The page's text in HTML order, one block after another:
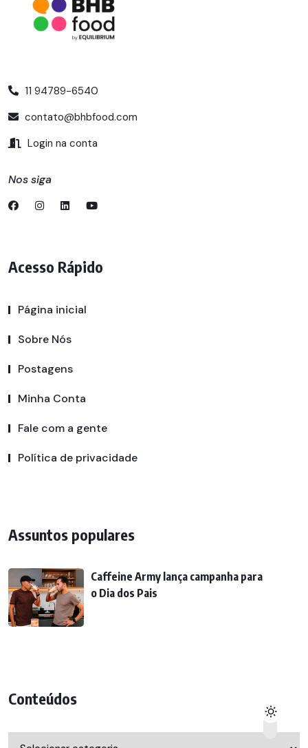
11 94789-6540
contato@bhbfood.com
Login na conta
Nos siga
Acesso Rápido
Página inicial
Sobre Nós
Postagens
Minha Conta
Fale com a gente
Política de privacidade
Assuntos populares
Caffeine Army lança campanha para
o Dia dos Pais
Conteúdos